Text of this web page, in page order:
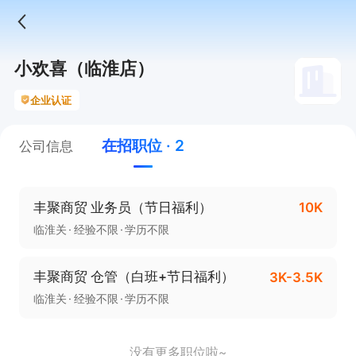
小欢喜（临淮店）
企业认证
公司信息 在招职位 · 2
丰聚商贸 业务员（节日福利） 10K
临淮关 经验不限 学历不限
丰聚商贸 仓管（白班+节日福利） 3K-3.5K
临淮关 经验不限 学历不限
没有更多职位啦~